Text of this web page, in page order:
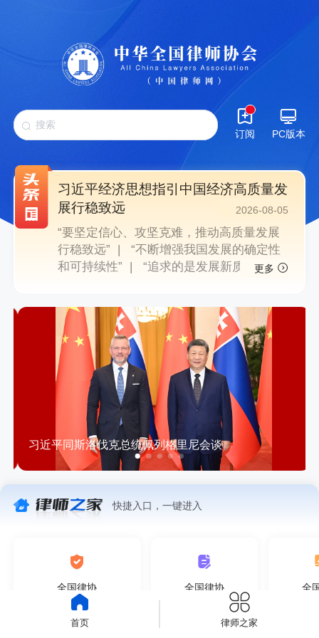
订阅 PC版本
习近平经济思想指引中国经济高质量发
展行稳致远
2026-08-05
“要坚定信心、攻坚克难，推动高质量发展
行稳致远” | “不断增强我国发展的确定性
和可持续性” | “追求的是发展新质生产
更多
习近平同斯洛伐克总统佩列格里尼会谈
快捷入口，一键进入
全国律协
维护律师执业权利中心
全国律协
投诉受理查处中心
全
首页 律师之家